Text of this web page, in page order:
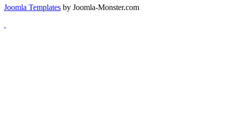
Joomla Templates by Joomla-Monster.com